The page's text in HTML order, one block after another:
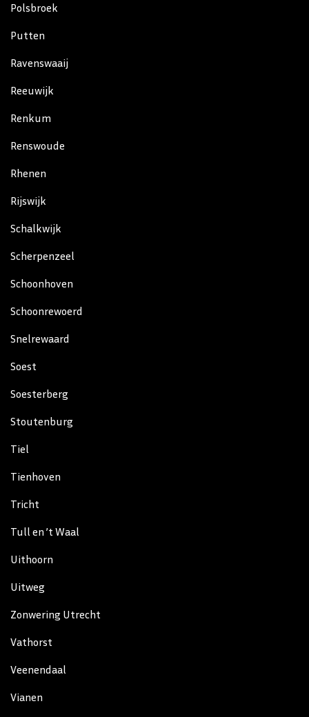
Polsbroek
Putten
Ravenswaaij
Reeuwijk
Renkum
Renswoude
Rhenen
Rijswijk
Schalkwijk
Scherpenzeel
Schoonhoven
Schoonrewoerd
Snelrewaard
Soest
Soesterberg
Stoutenburg
Tiel
Tienhoven
Tricht
Tull en ’t Waal
Uithoorn
Uitweg
Zonwering Utrecht
Vathorst
Veenendaal
Vianen